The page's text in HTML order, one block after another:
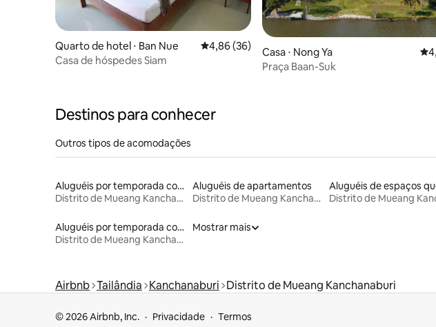
Quarto de hotel ⋅ Ban Nue 4,86 de uma avaliação média de 5, 36 avaliações
4,86 (36)
Casa de hóspedes Siam
Casa ⋅ Nong Ya
Praça Baan-Suk
Destinos para conhecer
Outros tipos de acomodações
Aluguéis por temporada com acesso ao lago
Distrito de Mueang Kanchanaburi
Aluguéis de apartamentos
Distrito de Mueang Kanchanaburi
Aluguéis por temporada com caiaque
Distrito de Mueang Kanchanaburi
Mostrar mais
Airbnb Tailândia Kanchanaburi Distrito de Mueang Kanchanaburi
© 2026 Airbnb, Inc. Privacidade Termos